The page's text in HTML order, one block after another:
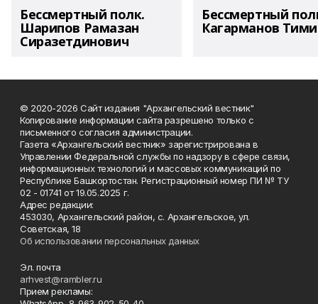
Бессмертный полк.
Шарипов Рамазан
Сиразетдинович
Бессмертный
Кагарманов
© 2020-2026 Сайт издания "Архангельский вестник"
Копирование информации сайта разрешено только с
письменного согласия администрации.
Газета «Архангельский вестник» зарегистрирована в
Управлении Федеральной службы по надзору в сфере связи,
информационных технологий и массовых коммуникаций по
Республике Башкортостан. Регистрационный номер ПИ № ТУ
02 - 01741 от 19.05.2025 г.
Адрес редакции:
453030, Архангельский район, с. Архангельское, ул.
Советская, 18
Об использовании персональных данных
Эл. почта
arhvest@rambler.ru
Прием рекламы: